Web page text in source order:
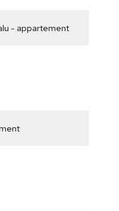
- appartement